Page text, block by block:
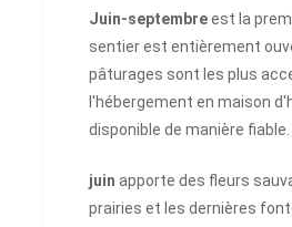
Juin-septembreest la
sentier est entièrement
pâturages sont les plus
l'hébergement en maison
disponible de manière fiable.
juin apporte des fleurs
prairies et les dernières